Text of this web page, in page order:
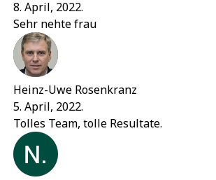
8. April, 2022.
Sehr nehte frau
Heinz-Uwe Rosenkranz
5. April, 2022.
Tolles Team, tolle Resultate.